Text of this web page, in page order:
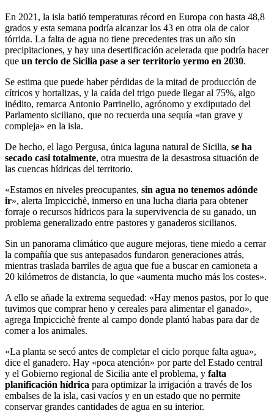
En 2021, la isla batió temperaturas récord en Europa con hasta 48,8
grados y esta semana podría alcanzar los 43 en otra ola de calor
tórrida. La falta de agua no tiene precedentes tras un año sin
precipitaciones, y hay una desertificación acelerada que podría hacer
que un tercio de Sicilia pase a ser territorio yermo en 2030.
Se estima que puede haber pérdidas de la mitad de producción de
cítricos y hortalizas, y la caída del trigo puede llegar al 75%, algo
inédito, remarca Antonio Parrinello, agrónomo y exdiputado del
Parlamento siciliano, que no recuerda una sequía «tan grave y
compleja» en la isla.
De hecho, el lago Pergusa, única laguna natural de Sicilia, se ha
secado casi totalmente, otra muestra de la desastrosa situación de
las cuencas hídricas del territorio.
«Estamos en niveles preocupantes, sin agua no tenemos adónde
ir», alerta Impiccichè, inmerso en una lucha diaria para obtener
forraje o recursos hídricos para la supervivencia de su ganado, un
problema generalizado entre pastores y ganaderos sicilianos.
Sin un panorama climático que augure mejoras, tiene miedo a cerrar
la compañía que sus antepasados fundaron generaciones atrás,
mientras traslada barriles de agua que fue a buscar en camioneta a
20 kilómetros de distancia, lo que «aumenta mucho más los costes».
A ello se añade la extrema sequedad: «Hay menos pastos, por lo que
tuvimos que comprar heno y cereales para alimentar el ganado»,
agrega Impiccichè frente al campo donde plantó habas para dar de
comer a los animales.
«La planta se secó antes de completar el ciclo porque falta agua»,
dice el ganadero. Hay «poca atención» por parte del Estado central
y el Gobierno regional de Sicilia ante el problema, y falta
planificación hídrica para optimizar la irrigación a través de los
embalses de la isla, casi vacíos y en un estado que no permite
conservar grandes cantidades de agua en su interior.